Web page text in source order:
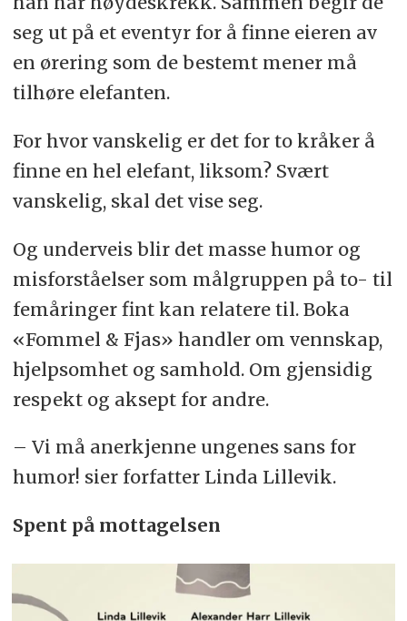
seg ut på et eventyr for å finne eieren av
en ørering som de bestemt mener må
tilhøre elefanten.
For hvor vanskelig er det for to kråker å
finne en hel elefant, liksom? Svært
vanskelig, skal det vise seg.
Og underveis blir det masse humor og
misforståelser som målgruppen på to- til
femåringer fint kan relatere til. Boka
«Fommel & Fjas» handler om vennskap,
hjelpsomhet og samhold. Om gjensidig
respekt og aksept for andre.
– Vi må anerkjenne ungenes sans for
humor! sier forfatter Linda Lillevik.
Spent på mottagelsen